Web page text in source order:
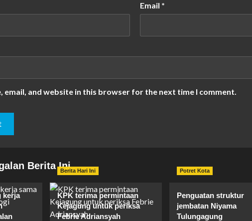
Email *
email, and website in this browser for the next time I comment.
Berita Ini
kerja
Berita Hari Ini
KPK terima permintaan
Kejagung untuk periksa
Febrie Adriansyah
Potret Kota
Penguatan struktur
jembatan Niyama
Tulungagung